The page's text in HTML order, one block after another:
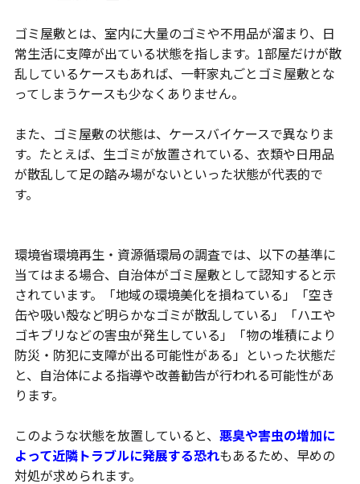
ゴミ屋敷とは、室内に大量のゴミや不用品が溜まり、日
常生活に支障が出ている状態を指します。1部屋だけが散
乱しているケースもあれば、一軒家丸ごとゴミ屋敷とな
ってしまうケースも少なくありません。
また、ゴミ屋敷の状態は、ケースバイケースで異なりま
す。たとえば、生ゴミが放置されている、衣類や日用品
が散乱して足の踏み場がないといった状態が代表的で
す。
環境省環境再生・資源循環局の調査では、以下の基準に
当てはまる場合、自治体がゴミ屋敷として認知すると示
されています。「地域の環境美化を損ねている」「空き
缶や吸い殻など明らかなゴミが散乱している」「ハエや
ゴキブリなどの害虫が発生している」「物の堆積により
防災・防犯に支障が出る可能性がある」といった状態だ
と、自治体による指導や改善勧告が行われる可能性があ
ります。
このような状態を放置していると、 悪臭や害虫の増加に
よって近隣トラブルに発展する恐れもあるため、早めの
対処が求められます。